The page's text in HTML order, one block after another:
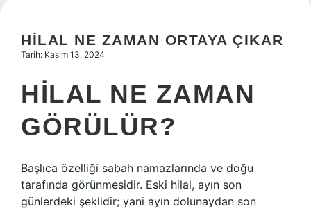
Hakkımızda
HILAL NE ZAMAN ORTAYA ÇIKAR
Tarih: Kasım 13, 2024
HILAL NE ZAMAN
GÖRÜLÜR?
Başlıca özelliği sabah namazlarında ve doğu
tarafında görünmesidir. Eski hilal, ayın son
günlerdeki şeklidir; yani ayın dolunaydan son